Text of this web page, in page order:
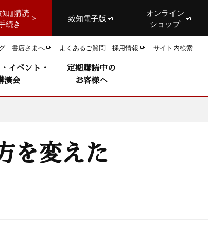
知』購読
続き
致知電子版
オンライン
ショップ
書店さまへ よくあるご質問 採用情報 サイト内検索
イベント・
演会
定期購読中の
お客様へ
を変えた